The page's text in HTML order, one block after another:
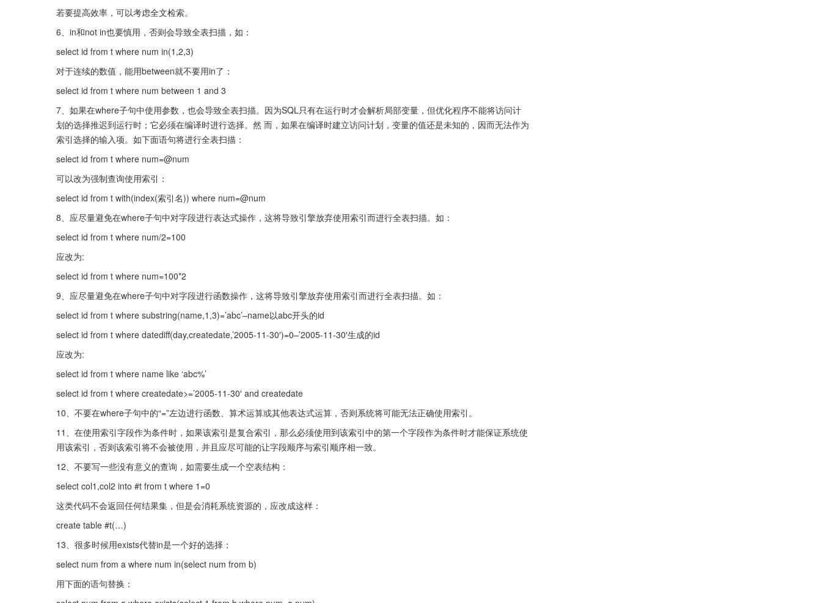
若要提高效率，可以考虑全文检索。
6、in和not in也要慎用，否则会导致全表扫描，如：
select id from t where num in(1,2,3)
对于连续的数值，能用between就不要用in了：
select id from t where num between 1 and 3
7、如果在where子句中使用参数，也会导致全表扫描。因为SQL只有在运行时才会解析局部变量，但优化程序不能将访问计
划的选择推迟到运行时；它必须在编译时进行选择。然 而，如果在编译时建立访问计划，变量的值还是未知的，因而无法作为
索引选择的输入项。如下面语句将进行全表扫描：
select id from t where num=@num
可以改为强制查询使用索引：
select id from t with(index(索引名)) where num=@num
8、应尽量避免在where子句中对字段进行表达式操作，这将导致引擎放弃使用索引而进行全表扫描。如：
select id from t where num/2=100
应改为:
select id from t where num=100*2
9、应尽量避免在where子句中对字段进行函数操作，这将导致引擎放弃使用索引而进行全表扫描。如：
select id from t where substring(name,1,3)=’abc’–name以abc开头的id
select id from t where datediff(day,createdate,’2005-11-30′)=0–’2005-11-30′生成的id
应改为:
select id from t where name like ‘abc%’
select id from t where createdate>=’2005-11-30′ and createdate
10、不要在where子句中的“=”左边进行函数、算术运算或其他表达式运算，否则系统将可能无法正确使用索引。
11、在使用索引字段作为条件时，如果该索引是复合索引，那么必须使用到该索引中的第一个字段作为条件时才能保证系统使
用该索引，否则该索引将不会被使用，并且应尽可能的让字段顺序与索引顺序相一致。
12、不要写一些没有意义的查询，如需要生成一个空表结构：
select col1,col2 into #t from t where 1=0
这类代码不会返回任何结果集，但是会消耗系统资源的，应改成这样：
create table #t(…)
13、很多时候用exists代替in是一个好的选择：
select num from a where num in(select num from b)
用下面的语句替换：